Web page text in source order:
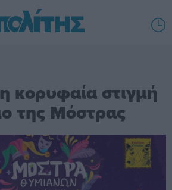
κορυφαία στιγμή
της Μόστρας